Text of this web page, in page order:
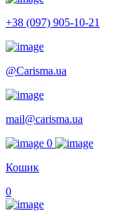
+38 (097) 905-10-21
@Carisma.ua
mail@carisma.ua
0
Кошик
0